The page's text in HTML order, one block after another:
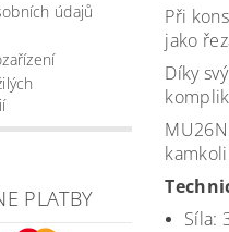
údajů
PLATBY
Při
jako
Díky
Síla: